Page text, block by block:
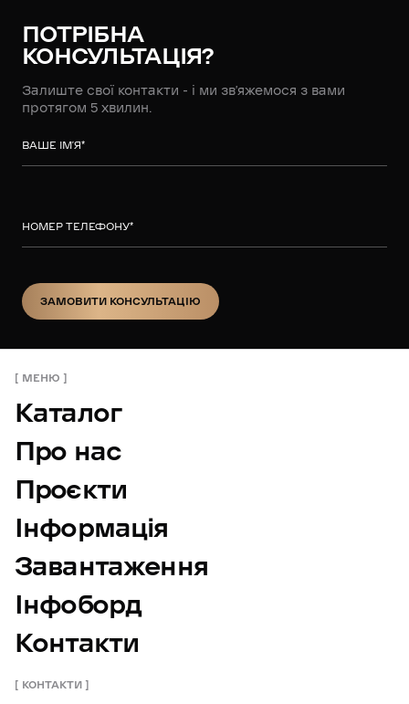
ПОТРІБНА
КОНСУЛЬТАЦІЯ?
Залиште свої контакти - і ми зв’яжемося з вами
протягом 5 хвилин.
ВАШЕ ІМ’Я*
НОМЕР ТЕЛЕФОНУ*
ЗАМОВИТИ КОНСУЛЬТАЦІЮ
МЕНЮ
Каталог
Про нас
Проєкти
Інформація
Завантаження
Інфоборд
Контакти
КОНТАКТИ